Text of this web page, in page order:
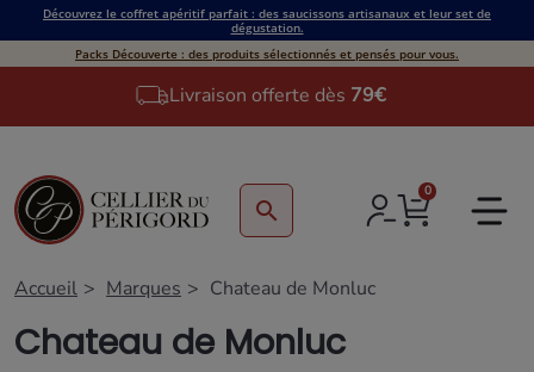
Découvrez le coffret apéritif parfait : des saucissons artisanaux et leur set de
dégustation.
Packs Découverte : des produits sélectionnés et pensés pour vous.
Livraison offerte dès 79€
search
0
Accueil Marques Chateau de Monluc
Chateau de Monluc